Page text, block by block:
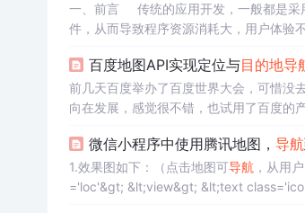
一、前言 传统的应用开发，一般都是采
件，从而导致程序资源消耗大，用户体验
百度地图API实现定位与目的地导
前几天百度举办了百度世界大会，可惜没
向在发展，感觉很不错，也试用了百度的
存储，我
微信小程序中使用腾讯地图， 导航
1.效果图如下：（点击地图可导航 ，从用